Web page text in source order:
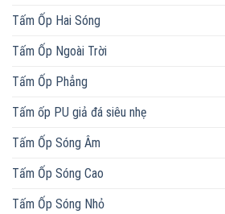
Tấm Ốp Hai Sóng
Tấm Ốp Ngoài Trời
Tấm Ốp Phẳng
Tấm ốp PU giả đá siêu nhẹ
Tấm Ốp Sóng Âm
Tấm Ốp Sóng Cao
Tấm Ốp Sóng Nhỏ